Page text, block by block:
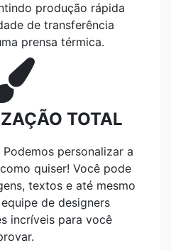
produção rápida
de transferência
prensa térmica.
TOTAL
personalizar a
quiser! Você pode
textos e até mesmo
de designers
incríveis para você